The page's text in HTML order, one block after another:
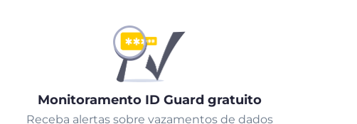
Monitoramento ID Guard gratuito
Receba alertas sobre vazamentos de dados